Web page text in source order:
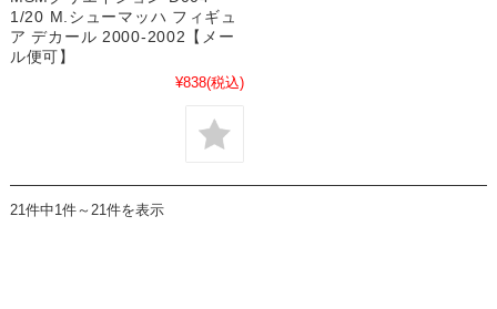
1/20 M.シューマッハ フィギュ
ア デカール 2000-2002【メー
ル便可】
¥838(税込)
21件中1件～21件を表示